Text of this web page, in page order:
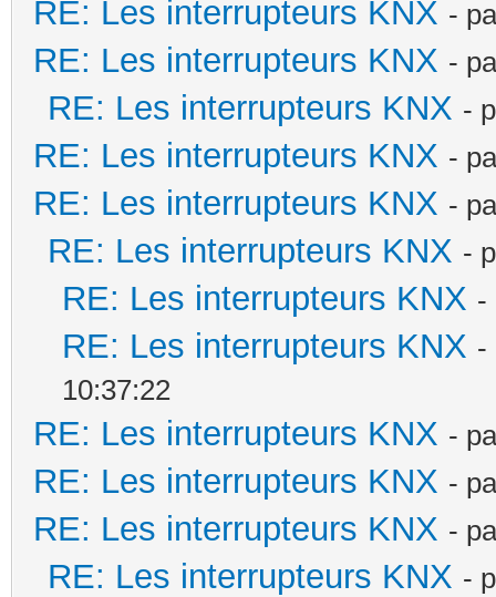
RE: Les interrupteurs KNX -
RE: Les interrupteurs KNX -
RE: Les interrupteurs KNX -
RE: Les interrupteurs KNX -
RE: Les interrupteurs KNX -
RE: Les interrupteurs KNX -
RE: Les interrupteurs KNX -
RE: Les interrupteurs KNX -
10:37:22
RE: Les interrupteurs KNX -
RE: Les interrupteurs KNX -
RE: Les interrupteurs KNX -
RE: Les interrupteurs KNX -